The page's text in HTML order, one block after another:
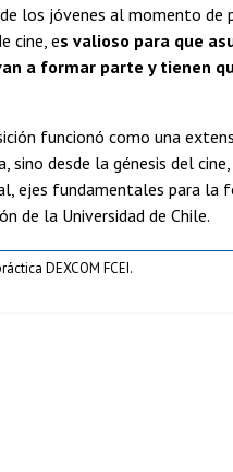
los jóvenes al momento de
cine, es valioso para que
a formar parte y tienen
funcionó como una
desde la génesis del
ejes fundamentales para la
de la Universidad de Chile.
DEXCOM FCEI.